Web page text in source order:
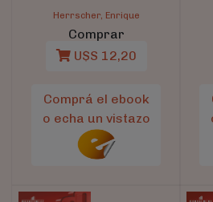
Herrscher, Enrique
Comprar
U$S 12,20
Comprá el ebook
o echa un vistazo